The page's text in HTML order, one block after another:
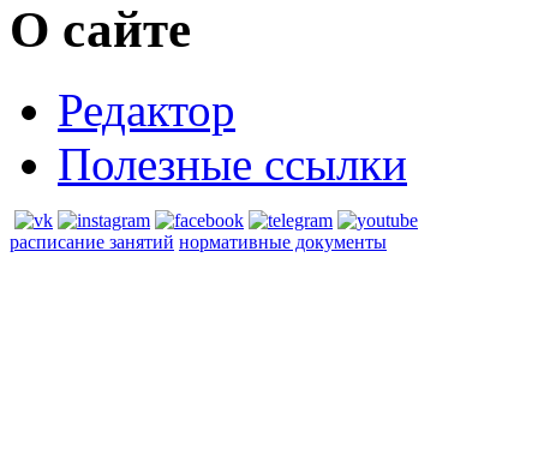
О сайте
Редактор
Полезные ссылки
расписание занятий нормативные документы